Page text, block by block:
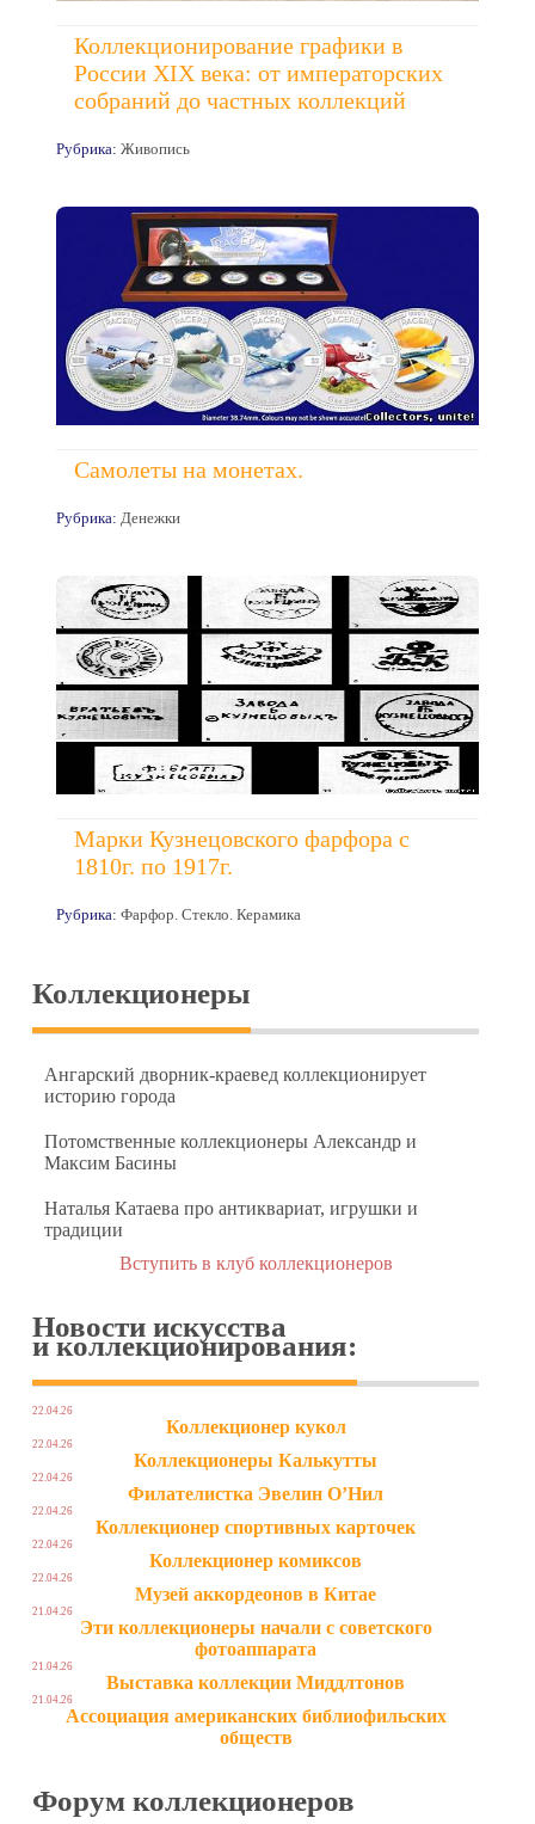
Коллекционирование графики в
России XIX века: от императорских
собраний до частных коллекций
Рубрика: Живопись
Самолеты на монетах.
Рубрика: Денежки
Марки Кузнецовского фарфора с
1810г. по 1917г.
Рубрика: Фарфор. Стекло. Керамика
Коллекционеры
Ангарский дворник-краевед коллекционирует
историю города
Потомственные коллекционеры Александр и
Максим Басины
Наталья Катаева про антиквариат, игрушки и
традиции
Вступить в клуб коллекционеров
Новости искусства
и коллекционирования:
22.04.26
Коллекционер кукол
22.04.26
Коллекционеры Калькутты
22.04.26
Филателистка Эвелин О’Нил
22.04.26
Коллекционер спортивных карточек
22.04.26
Коллекционер комиксов
22.04.26
Музей аккордеонов в Китае
21.04.26
Эти коллекционеры начали с советского
фотоаппарата
21.04.26
Выставка коллекции Миддлтонов
21.04.26
Ассоциация американских библиофильских
обществ
Форум коллекционеров